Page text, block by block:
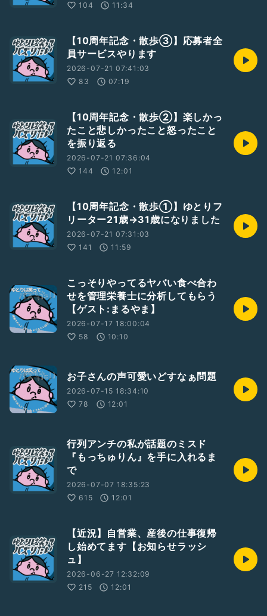
104
11:34
【10周年記念・散歩③】応募者全
員サービスやります
2026-07-21 07:41:03
83
07:19
【10周年記念・散歩②】楽しかっ
たこと悲しかったこと怒ったこと
を振り返る
2026-07-21 07:36:04
144
12:01
【10周年記念・散歩①】ゆとりフ
リーター21歳→31歳になりました
2026-07-21 07:31:03
141
11:59
こっそりやってるヤバい食べ合わ
せを管理栄養士に分析してもらう
【ゲスト:まるやま】
2026-07-17 18:00:04
58
10:10
お子さんの声可愛いどすなぁ問題
2026-07-15 18:34:10
78
12:01
行列アンチの私が話題のミスド
『もっちゅりん』を手に入れるま
で
2026-07-07 18:35:23
615
12:01
【近況】自営業、産後の仕事復帰
し始めてます【お知らせラッシ
ュ】
2026-06-27 12:32:09
215
12:01